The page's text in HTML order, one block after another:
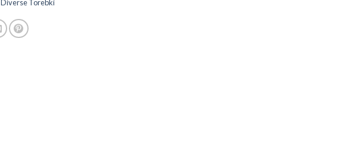
Diverse Torebki